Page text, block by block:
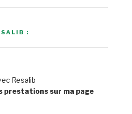
:
Resalib
prestations sur ma page